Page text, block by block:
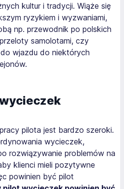
kultur i tradycji. Wiąże się
ryzykiem i wyzwaniami,
np. przewodnik po polskich
samolotami, czy
wjazdu do niektórych
pilota jest bardzo szeroki.
wycieczek,
rozwiązywanie problemów na
klienci mieli pozytywne
powinien być pilot